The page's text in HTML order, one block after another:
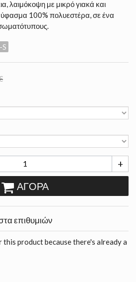
λαιμόκοψη με μικρό γιακά και
100% πολυεστέρα, σε ένα
+
ΑΓΟΡΆ
επιθυμιών
product because there's already a